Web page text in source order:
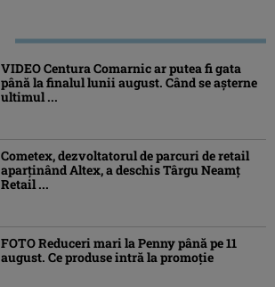
VIDEO Centura Comarnic ar putea fi gata
până la finalul lunii august. Când se așterne
ultimul ...
Cometex, dezvoltatorul de parcuri de retail
aparținând Altex, a deschis Târgu Neamț
Retail ...
FOTO Reduceri mari la Penny până pe 11
august. Ce produse intră la promoție